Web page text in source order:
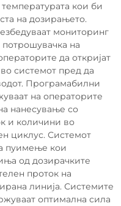
кои би
на дозирањето.
мониторинг
на
да откријат
системот пред да
Програмабилни
на операторите
нанесување со
и количини во
циклус. Системот
пуимење кои
од дозирачките
проток на
линија. Системите
оптимална сила